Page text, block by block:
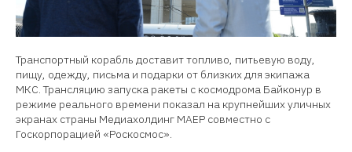
Транспортный корабль доставит топливо, питьевую воду,
пищу, одежду, письма и подарки от близких для экипажа
МКС. Трансляцию запуска ракеты с космодрома Байконур в
режиме реального времени показал на крупнейших уличных
экранах страны Медиахолдинг МАЕР совместно с
Госкорпорацией «Роскосмос».